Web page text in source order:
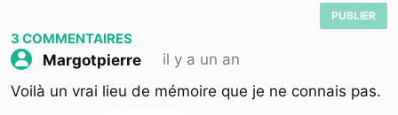
PUBLIER
3 COMMENTAIRES
Margotpierre
il y a un an
Voilà un vrai lieu de mémoire que je ne connais pas.